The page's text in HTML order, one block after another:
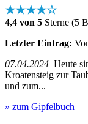
★★★★☆
4,4 von 5 Sterne (5
Letzter Eintrag:
07.04.2024 Heute
Kroatensteig zur
und zum...
» zum Gipfelbuch